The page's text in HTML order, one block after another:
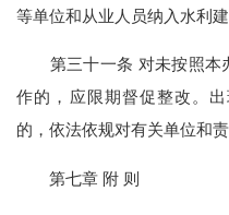
等单位和从业人员纳入水利
第三十一条 对未按照本
作的，应限期督促整改。
的，依法依规对有关单位和
第七章 附 则